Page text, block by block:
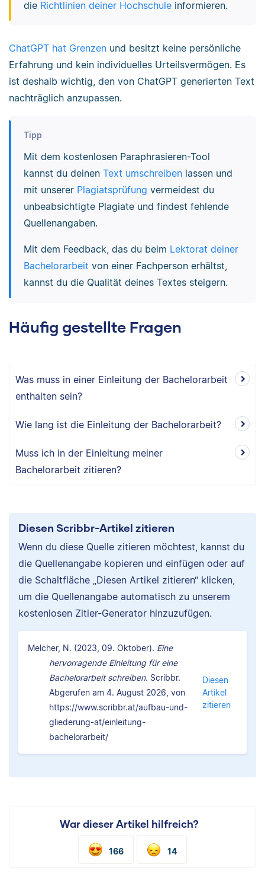
die Richtlinien deiner Hochschuleinformieren.
ChatGPT hat Grenzen und besitzt keine persönliche
Erfahrung und kein individuelles Urteilsvermögen. Es
ist deshalb wichtig, den von ChatGPT generierten Text
nachträglich anzupassen.
Tipp
Mit dem kostenlosen Paraphrasieren-Tool
kannst du deinen Text umschreibenlassen und
mit unserer Plagiatsprüfung vermeidest du
unbeabsichtigte Plagiate und findest fehlende
Quellenangaben.
Mit dem Feedback, das du beim Lektorat deiner
Bachelorarbeit von einer Fachperson erhältst,
kannst du die Qualität deines Textes steigern.
Häufig gestellte Fragen
Was muss in einer Einleitung der Bachelorarbeit
enthalten sein?
Wie lang ist die Einleitung der Bachelorarbeit?
Muss ich in der Einleitung meiner
Bachelorarbeit zitieren?
Diesen Scribbr-Artikel zitieren
Wenn du diese Quelle zitieren möchtest, kannst du
die Quellenangabe kopieren und einfügen oder auf
die Schaltfläche „Diesen Artikel zitieren“ klicken,
um die Quellenangabe automatisch zu unserem
kostenlosen Zitier-Generator hinzuzufügen.
Melcher, N. (2023, 09. Oktober). Eine
hervorragende Einleitung für eine
Bachelorarbeit schreiben. Scribbr.
Abgerufen am 4. August 2026, von
https://www.scribbr.at/aufbau-und-
gliederung-at/einleitung-
bachelorarbeit/
Diesen
Artikel
zitieren
War dieser Artikel hilfreich?
166 14